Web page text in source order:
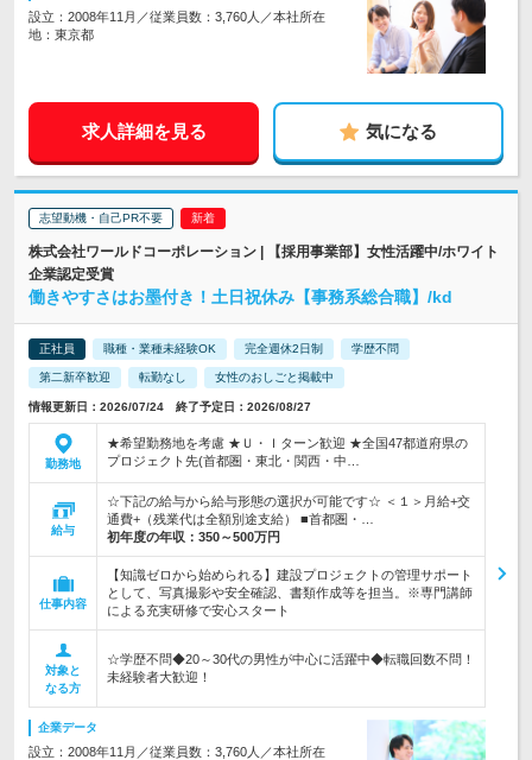
設立：2008年11月／従業員数：3,760人／本社所在
地：東京都
求人詳細を見る 気になる
志望動機・自己PR不要
株式会社ワールドコーポレーション | 【採用事業部】女性活躍中/ホワイト
企業認定受賞
働きやすさはお墨付き！土日祝休み【事務系総合職】/kd
正社員 職種・業種未経験OK 完全週休2日制 学歴不問
第二新卒歓迎 転勤なし 女性のおしごと掲載中
情報更新日：2026/07/24 終了予定日：2026/08/27
勤務地
★希望勤務地を考慮 ★Ｕ・Ｉターン歓迎 ★全国47都道府県の
プロジェクト先(首都圏・東北・関西・中…
給与
☆下記の給与から給与形態の選択が可能です☆ ＜１＞月給+交
通費+（残業代は全額別途支給） ■首都圏・…
初年度の年収： 350～500万円
仕事内容
【知識ゼロから始められる】建設プロジェクトの管理サポート
として、写真撮影や安全確認、書類作成等を担当。※専門講師
による充実研修で安心スタート
対象と
なる方
☆学歴不問◆20～30代の男性が中心に活躍中◆転職回数不問！
未経験者大歓迎！
企業データ
設立：2008年11月／従業員数：3,760人／本社所在